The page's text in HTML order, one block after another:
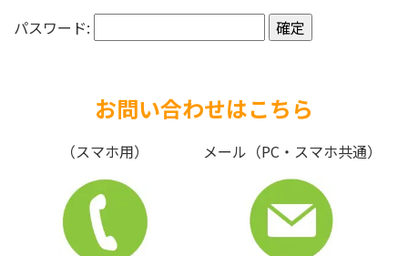
パスワード:
お問い合わせはこちら
（スマホ用） メール（PC・スマホ共通）